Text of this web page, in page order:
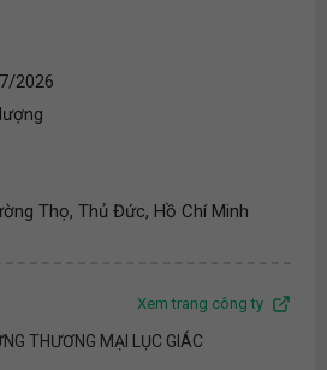
2026
Thọ, Thủ Đức, Hồ Chí Minh
Xem trang công ty
THƯƠNG MẠI LỤC GIÁC